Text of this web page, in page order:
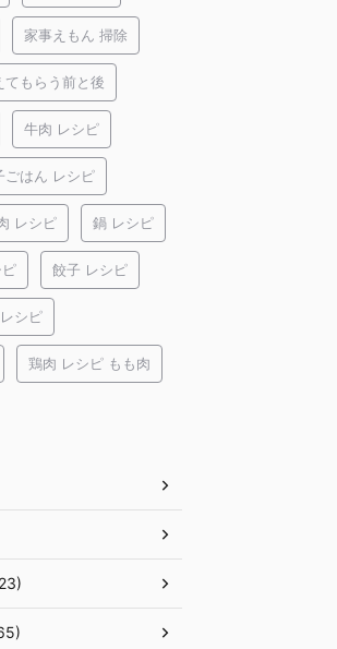
家事えもん 掃除
てもらう前と後
牛肉 レシピ
ごはん レシピ
レシピ 鍋 レシピ
餃子 レシピ
シピ
鶏肉 レシピ もも肉